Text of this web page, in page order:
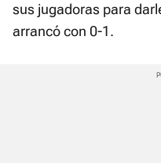
sus jugadoras para
arrancó con 0-1.